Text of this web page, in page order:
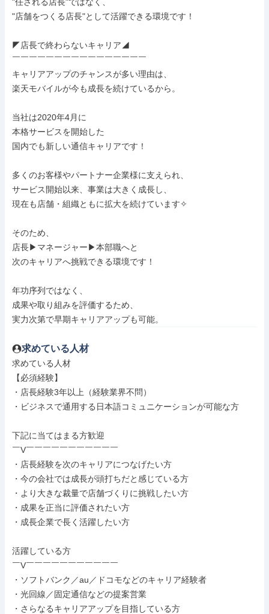
"店舗をつくる店長"として活躍できる環境です！
◤店長で終わらないキャリア◢
￣￣￣￣￣￣￣￣￣￣￣￣￣￣￣￣
キャリアアップのチャンスが多い理由は、
楽天モバイルが今も成長を続けているから。
当社は2020年4月に
本格サービスを開始した
国内でも新しい通信キャリアです！
多くのお客様やパートナー企業様に支えられ、
サービス開始以来、事業は大きく成長し、
現在も店舗・組織ともに拡大を続けています✧
そのため、
店長▶マネージャー▶本部職へと
次のキャリアへ挑戦できる環境です！
年功序列ではなく、
成果や取り組みを評価するため、
実力次第で早期キャリアアップも可能。
求めている人材
求めている人材
【必須経験】
・店長経験3年以上（経験業界不問）
・ビジネスで通用する日本語コミュニケーションが可能な方
下記に当てはまる方歓迎
￣V￣￣￣￣￣￣￣￣￣￣￣
・店長経験を次のキャリアにつなげたい方
・今の会社では成長が頭打ちだと感じている方
・より大きな裁量で店舗づくりに挑戦したい方
・成果を正当に評価されたい方
・成長企業で長く活躍したい方
活躍している方
￣V￣￣￣￣￣￣￣￣￣￣￣
・ソフトバンク／au／ドコモなどのキャリア経験者
・光回線／固定通信などの提案営業
・さらなるキャリアアップを目指している方